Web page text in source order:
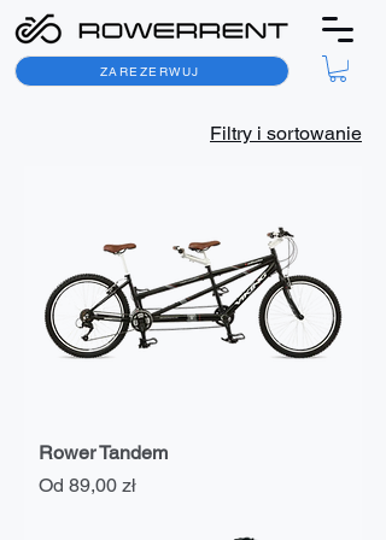
ZAREZERWUJ
Filtry i sortowanie
Rower Tandem
Od 89,00 zł
Cena rabatowa